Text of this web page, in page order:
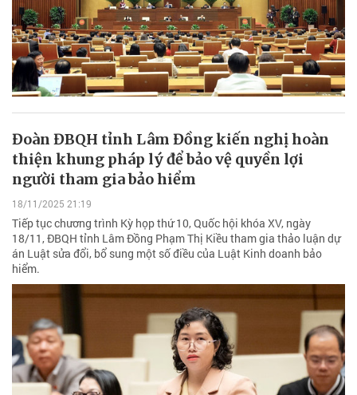
Đoàn ĐBQH tỉnh Lâm Đồng kiến nghị hoàn
thiện khung pháp lý để bảo vệ quyền lợi
người tham gia bảo hiểm
18/11/2025 21:19
Tiếp tục chương trình Kỳ họp thứ 10, Quốc hội khóa XV, ngày
18/11, ĐBQH tỉnh Lâm Đồng Phạm Thị Kiều tham gia thảo luận dự
án Luật sửa đổi, bổ sung một số điều của Luật Kinh doanh bảo
hiểm.